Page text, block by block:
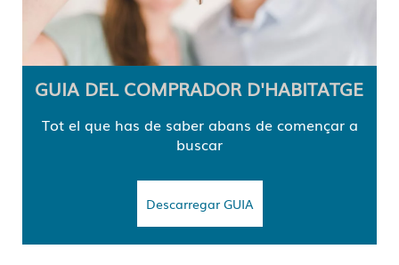
GUIA DEL COMPRADOR D'HABITATGE
Tot el que has de saber abans de començar a
buscar
Descarregar GUIA